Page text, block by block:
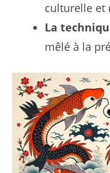
culturelle et
La
mêlé à la